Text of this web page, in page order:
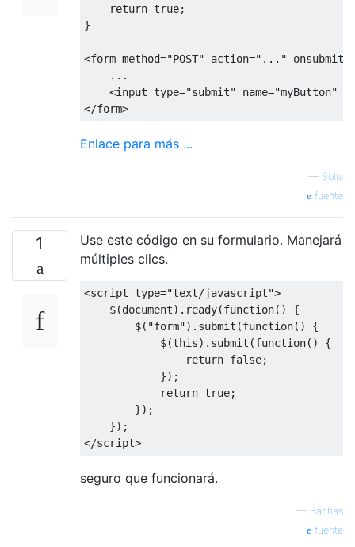
return true;
}
<form method="POST" action="..." onsubmit
...
<input type="submit" name="myButton"
</form>
Enlace para más ...
— Solis
fuente
1
Use este código en su formulario. Manejará
múltiples clics.
<script type="text/javascript">
    $
(document). ready(function()
{
        $
( "form"). submit (function()
{
            $
(this). submit (function()
{
return false;
});
return true;
});
});
</script>
seguro que funcionará.
— Bachas
fuente